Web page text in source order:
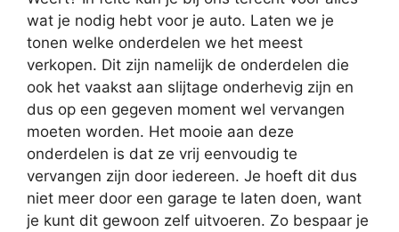
wat je nodig hebt voor je auto. Laten we je
tonen welke onderdelen we het meest
verkopen. Dit zijn namelijk de onderdelen die
ook het vaakst aan slijtage onderhevig zijn en
dus op een gegeven moment wel vervangen
moeten worden. Het mooie aan deze
onderdelen is dat ze vrij eenvoudig te
vervangen zijn door iedereen. Je hoeft dit dus
niet meer door een garage te laten doen, want
je kunt dit gewoon zelf uitvoeren. Zo bespaar je